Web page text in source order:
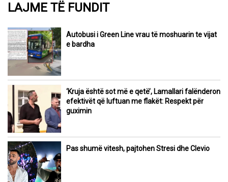
LAJME TË FUNDIT
Autobusi i Green Line vrau të moshuarin te vijat
e bardha
‘Kruja është sot më e qetë’, Lamallari falënderon
efektivët që luftuan me flakët: Respekt për
guximin
Pas shumë vitesh, pajtohen Stresi dhe Clevio